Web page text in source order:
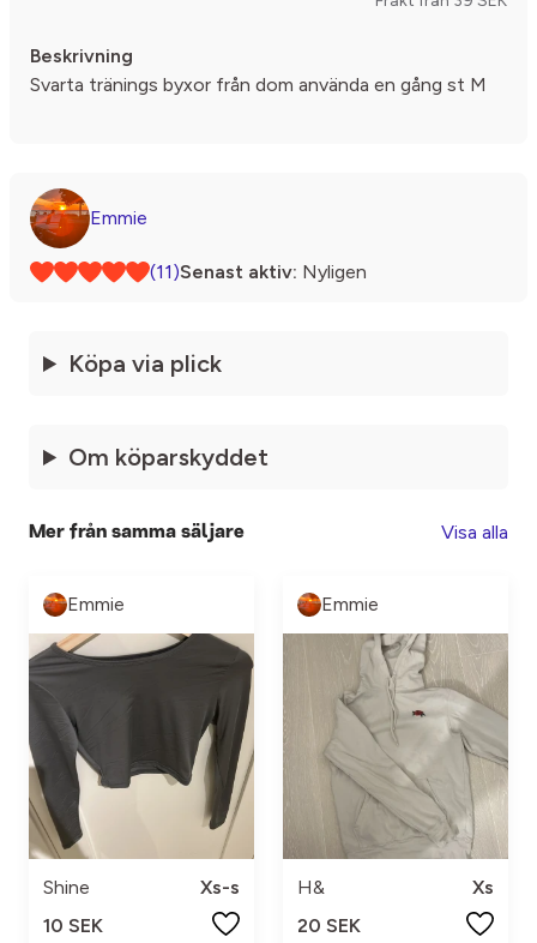
Beskrivning
Svarta tränings byxor från dom använda en gång st M
Emmie
(11)Senast aktiv: Nyligen
Köpa via plick
Om köparskyddet
Mer från samma säljare Visa alla
Emmie
Shine
Xs-s
10 SEK
Emmie
H&
Xs
20 SEK